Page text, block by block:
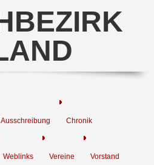
Ausschreibung Chronik
Weblinks Vereine Vorstand